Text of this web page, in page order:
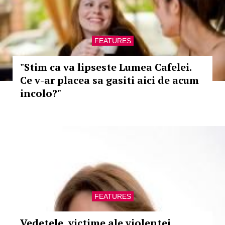
FEATURES
"Stim ca va lipseste Lumea Cafelei.
Ce v-ar placea sa gasiti aici de acum
incolo?"
FEATURES